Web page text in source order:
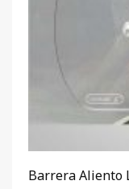
Barrera Aliento